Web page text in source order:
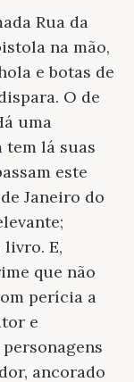
Rua da
na mão,
e botas de
O de
uma
tem lá suas
este
Janeiro do
E,
que não
perícia a
e
ancorado